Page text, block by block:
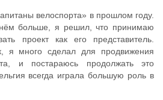
велоспорта» в прошлом году.
больше, я решил, что принимаю
проект как его представитель.
я много сделал для продвижения
и постараюсь продолжать это
всегда играла большую роль в